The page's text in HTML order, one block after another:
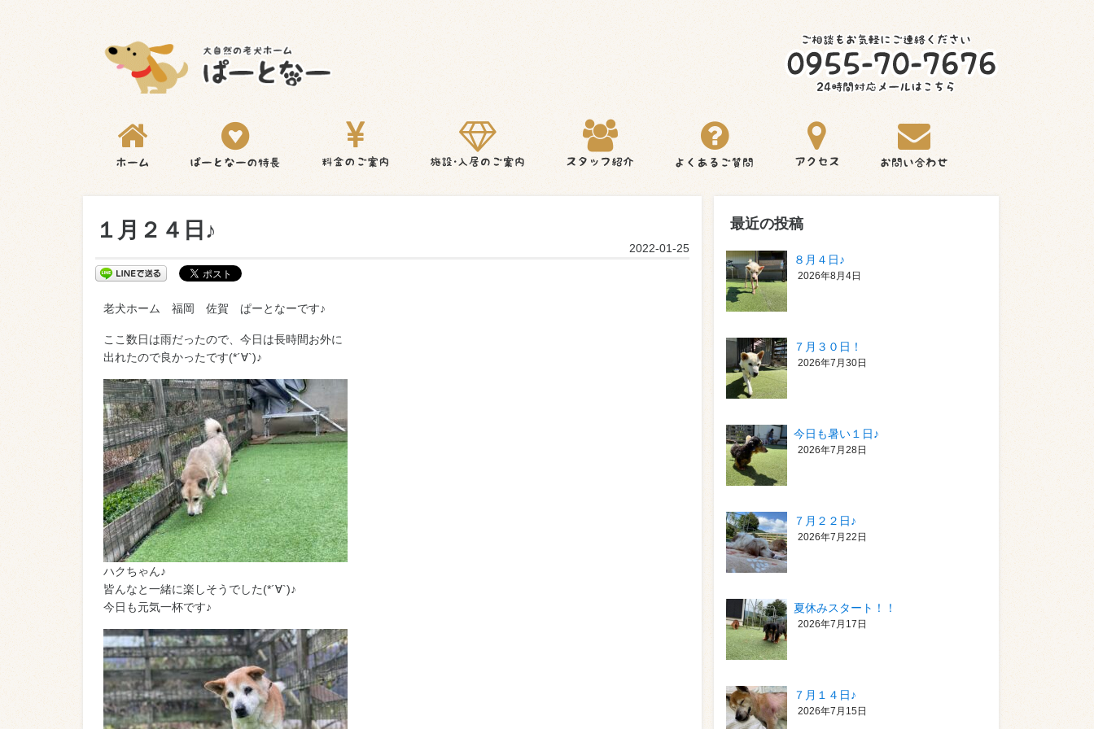
１月２４日♪
2022-01-25
老犬ホーム 福岡 佐賀 ぱーとなーです♪
ここ数日は雨だったので、今日は長時間お外に
出れたので良かったです(*´∀`)♪
ハクちゃん♪
皆んなと一緒に楽しそうでした(*´∀`)♪
今日も元気一杯です♪
最近の投稿
８月４日♪
2026年8月4日
７月３０日！
2026年7月30日
今日も暑い１日♪
2026年7月28日
７月２２日♪
2026年7月22日
夏休みスタート！！
2026年7月17日
７月１４日♪
2026年7月15日